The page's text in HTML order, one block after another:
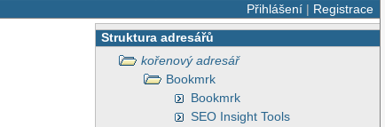
Přihlášení| Registrace
Struktura adresářů
kořenový adresář
Bookmrk
Bookmrk
SEO Insight Tools